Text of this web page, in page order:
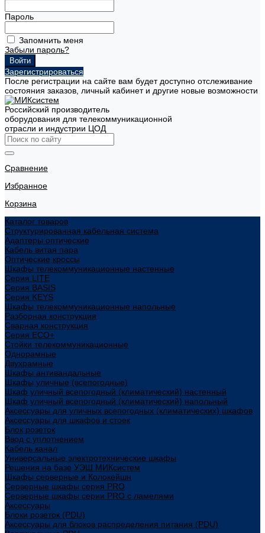
Пароль
Запомнить меня
Забыли пароль?
Зарегистрироваться
После регистрации на сайте вам будет доступно отслеживание
состояния заказов, личный кабинет и другие новые возможности
Российский производитель
оборудования для телекоммуникационной
отрасли и индустрии ЦОД
Сравнение
Избранное
Корзина
Каталог товаров
Структурированная кабельная система
Адаптеры оптические
Кабель витая пара
Оптические кроссы
Шкафы телекоммуникационные настенные
Cерия LITE
Cерия BASIS
Cерия KEYS
Шкафы телекоммуникационные напольные
Разборная конструкция
Сварная конструкция
Серия ECO+
Стойки телекоммуникационные
Однорамные
Двухрамные
Шкафы антивандальные
Шкафы уличные (всепогодные)
Шкаф уличный всепогодный (климатический) настенный
Шкаф уличный всепогодный (климатический) напольный
Аксессуары для уличных всепогодных (климатических) шкафов
Аксессуары для шкафов и стоек
Блок розеток
Ввод с уплотнением
Кабель канал
Универсальные электротехнические шкафы
Решения на базе УЭШ МИКсистем
Шкафы серверные и Колокейшн
Серверные шкафы серия PRO
Серверные шкафы серии PRO с ламелями
Аксессуары
Блоки розеток (PDU)
Аксессуары для блоков распределения питания (PDU)